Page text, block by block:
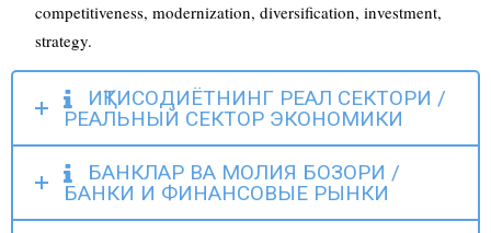
competitiveness, modernization, diversification, investment,
strategy.
ИҚТИСОДИЁТНИНГ РЕАЛ СЕКТОРИ /
РЕАЛЬНЫЙ СЕКТОР ЭКОНОМИКИ
БАНКЛАР ВА МОЛИЯ БОЗОРИ /
БАНКИ И ФИНАНСОВЫЕ РЫНКИ